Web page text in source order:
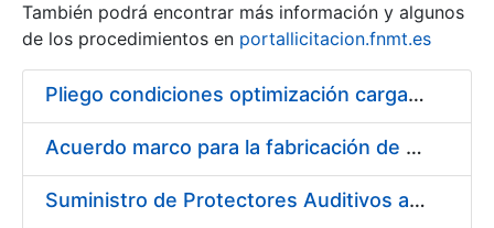
Show/Hide
También podrá encontrar más información y algunos
de los procedimientos en portallicitacion.fnmt.es
Pliego condiciones optimización cargas compras firmado
Acuerdo marco para la fabricación de piezas
Suministro de Protectores Auditivos a medida para las personas trabajadoras de los Centros de Trabajo de Madrid y Burgos